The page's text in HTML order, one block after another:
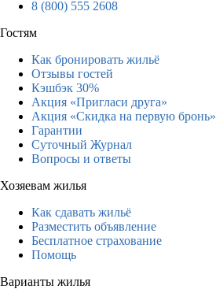
8 (800) 555 2608
Гостям
Как бронировать жильё
Отзывы гостей
Кэшбэк 30%
Акция «Пригласи друга»
Акция «Скидка на первую бронь»
Гарантии
Суточный Журнал
Вопросы и ответы
Хозяевам жилья
Как сдавать жильё
Разместить объявление
Бесплатное страхование
Помощь
Варианты жилья